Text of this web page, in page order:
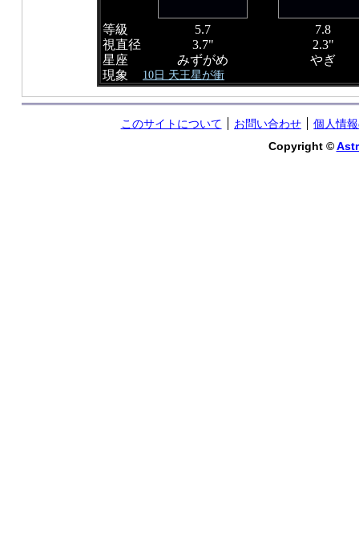
等級 5.7
7.8
視直径
3.7"
2.3"
星座
みずがめ
やぎ
現象
10日 天王星が衝
このサイトについて お問い合わせ
個人情
Copyright ©